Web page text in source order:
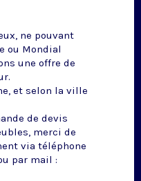
ne pouvant
ou Mondial
une offre de
et selon la ville
de devis
merci de
via téléphone
par mail :